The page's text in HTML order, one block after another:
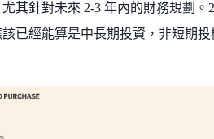
其針對未來 2-3 年內的財務規劃。
已經能算是中長期投資，非短期投